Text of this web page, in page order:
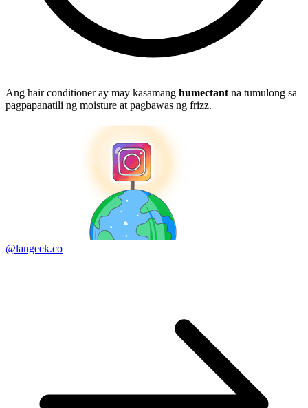
Ang hair conditioner ay may kasamang humectant na tumulong sa
pagpapanatili ng moisture at pagbawas ng frizz.
@langeek.co